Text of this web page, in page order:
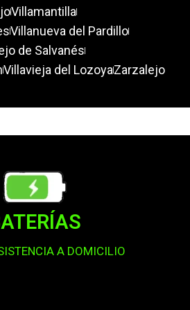
Villamantilla
Villanueva del Pardillo
de Salvanés
Villavieja del LozoyaZarzalejo
A DOMICILIO